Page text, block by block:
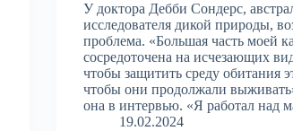
У доктора Дебби Сондерс,
исследователя дикой природы,
проблема. «Большая часть моей
сосредоточена на исчезающих
чтобы защитить среду обитания
чтобы они продолжали
она в интервью. «Я работал над
19.02.2024